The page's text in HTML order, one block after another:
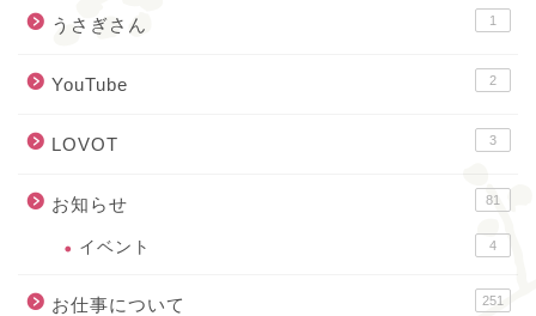
うさぎさん 1
YouTube 2
LOVOT 3
お知らせ 81
イベント 4
お仕事について 251